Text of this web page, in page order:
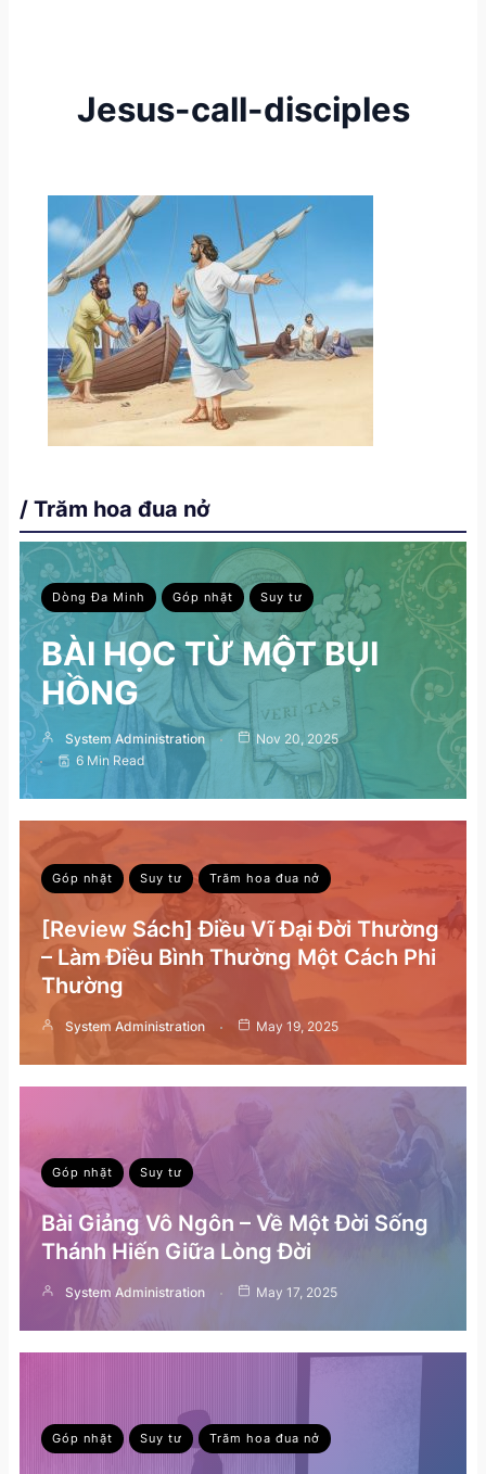
Jesus-call-disciples
/ Trăm hoa đua nở
Dòng Đa Minh Góp nhặt Suy tư
BÀI HỌC TỪ MỘT BỤI
HỒNG
System Administration
Nov 20, 2025
6 Min Read
Góp nhặt Suy tư Trăm hoa đua nở
[Review Sách] Điều Vĩ Đại Đời Thường
– Làm Điều Bình Thường Một Cách Phi
Thường
System Administration May 19, 2025
Góp nhặt Suy tư
Bài Giảng Vô Ngôn – Về Một Đời Sống
Thánh Hiến Giữa Lòng Đời
System Administration May 17, 2025
Góp nhặt Suy tư Trăm hoa đua nở